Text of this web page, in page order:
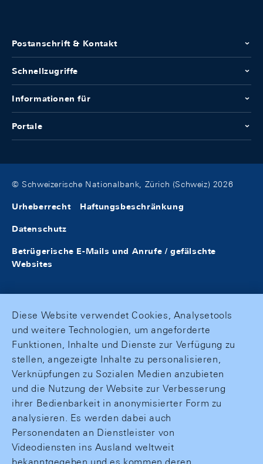
Postanschrift & Kontakt
Schnellzugriffe
Informationen für
Portale
© Schweizerische Nationalbank, Zürich (Schweiz) 2026
Urheberrecht Haftungsbeschränkung
Datenschutz
Betrügerische E-Mails und Anrufe / gefälschte
Websites
Diese Website verwendet Cookies, Analysetools
und weitere Technologien, um angeforderte
Funktionen, Inhalte und Dienste zur Verfügung zu
stellen, angezeigte Inhalte zu personalisieren,
Verknüpfungen zu Sozialen Medien anzubieten
und die Nutzung der Website zur Verbesserung
ihrer Bedienbarkeit in anonymisierter Form zu
analysieren. Es werden dabei auch
Personendaten an Dienstleister von
Videodiensten ins Ausland weltweit